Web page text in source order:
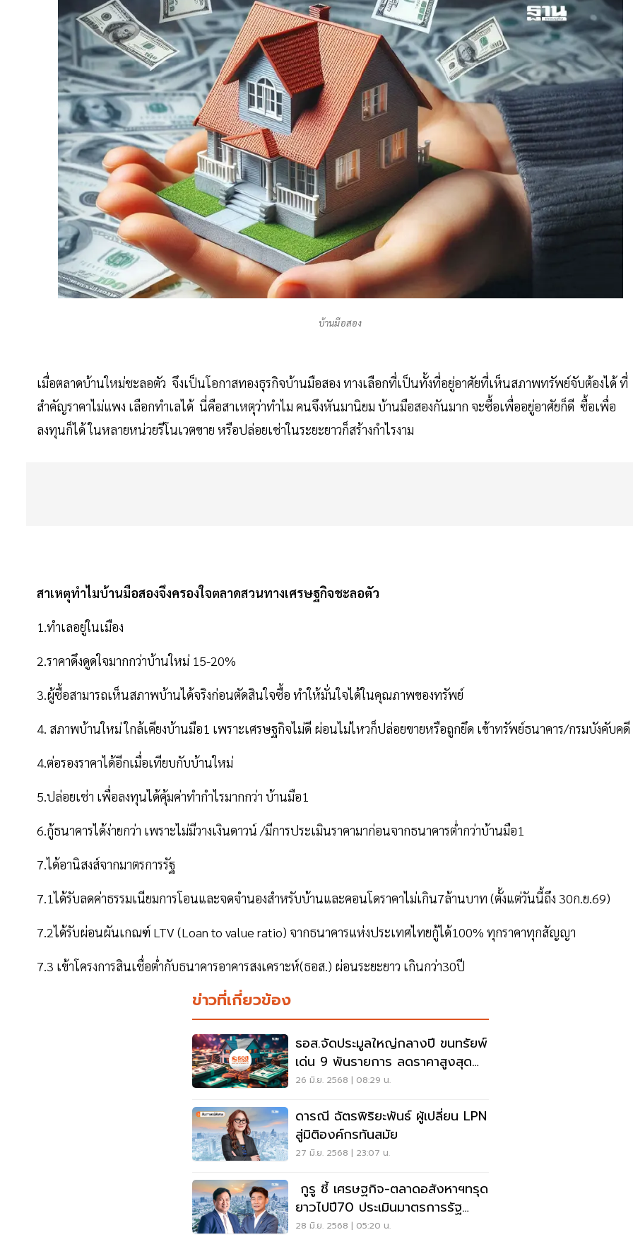
บ้านมือสอง
เมื่อตลาดบ้านใหม่ชะลอตัว จึงเป็นโอกาสทองธุรกิจบ้านมือสอง ทางเลือกที่เป็นทั้งที่อยู่อาศัยที่เห็นสภาพทรัพย์จับต้องได้ ที่
สำคัญราคาไม่แพง เลือกทำเลได้ นี่คือสาเหตุว่าทำไม คนจึงหันมานิยม บ้านมือสองกันมาก จะซื้อเพื่ออยู่อาศัยก็ดี ซื้อเพื่อ
ลงทุนก็ได้ ในหลายหน่วยรีโนเวตขาย หรือปล่อยเช่าในระยะยาวก็สร้างกำไรงาม
สาเหตุทำไมบ้านมือสองจึงครองใจตลาดสวนทางเศรษฐกิจชะลอตัว
1.ทำเลอยู่ในเมือง
2.ราคาดึงดูดใจมากกว่าบ้านใหม่ 15-20%
3.ผู้ซื้อสามารถเห็นสภาพบ้านได้จริงก่อนตัดสินใจซื้อ ทำให้มั่นใจได้ในคุณภาพของทรัพย์
4. สภาพบ้านใหม่ ใกล้เคียงบ้านมือ1 เพราะเศรษฐกิจไม่ดี ผ่อนไม่ไหวก็ปล่อยขายหรือถูกยึด เข้าทรัพย์ธนาคาร/กรมบังคับคดี
4.ต่อรองราคาได้อีกเมื่อเทียบกับบ้านใหม่
5.ปล่อยเช่า เพื่อลงทุนได้คุ้มค่าทำกำไรมากกว่า บ้านมือ1
6.กู้ธนาคารได้ง่ายกว่า เพราะไม่มีวางเงินดาวน์ /มีการประเมินราคามาก่อนจากธนาคารต่ำกว่าบ้านมือ1
7.ได้อานิสงส์จากมาตรการรัฐ
7.1ได้รับลดค่าธรรมเนียมการโอนและจดจำนองสำหรับบ้านและคอนโดราคาไม่เกิน7ล้านบาท (ตั้งแต่วันนี้ถึง 30ก.ย.69)
7.2ได้รับผ่อนผันเกณฑ์ LTV (Loan to value ratio) จากธนาคารแห่งประเทศไทยกู้ได้100% ทุกราคาทุกสัญญา
7.3 เข้าโครงการสินเชื่อต่ำกับธนาคารอาคารสงเคราะห์(ธอส.) ผ่อนระยะยาว เกินกว่า30ปี
ข่าวที่เกี่ยวข้อง
ธอส.จัดประมูลใหญ่กลางปี ขนทรัยพ์
เด่น 9 พันรายการ ลดราคาสูงสุด
50%
26 มิ.ย. 2568 | 08:29 น.
ดารณี ฉัตรพิริยะพันธ์ ผู้เปลี่ยน LPN
สู่มิติองค์กรทันสมัย
27 มิ.ย. 2568 | 23:07 น.
กูรู ชี้ เศรษฐกิจ-ตลาดอสังหาฯทรุด
ยาวไปปี70 ประเมินมาตรการรัฐ
เพียงพอหรือไม่
28 มิ.ย. 2568 | 05:20 น.